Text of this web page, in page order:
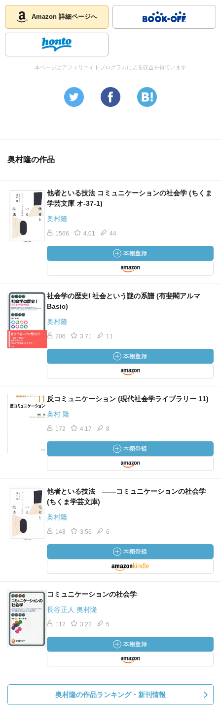
Amazon 詳細ページへ
本ページはアフィリエイトプログラムによる収益を得ています
奥村隆の作品
他者といる技法 コミュニケーションの社会学 (ちくま
学芸文庫 オ-37-1)
奥村隆
1566 4.01 44
社会学の歴史I 社会という謎の系譜 (有斐閣アルマ
Basic)
奥村隆
206 3.71 11
反コミュニケーション (現代社会学ライブラリー 11)
奥村 隆
172 4.17 8
他者といる技法 ――コミュニケーションの社会学
(ちくま学芸文庫)
奥村隆
148 3.56 6
コミュニケーションの社会学
長谷正人 奥村隆
112 3.22 5
奥村隆の作品ランキング・新刊情報